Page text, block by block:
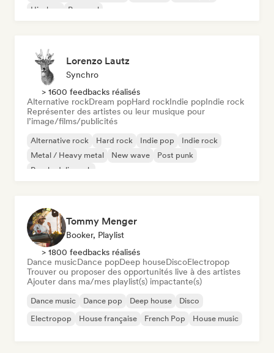
Hip-hop
Pop soul
Lorenzo Lautz
Synchro
> 1600 feedbacks réalisés
Alternative rockDream popHard rockIndie popIndie rock
Représenter des artistes ou leur musique pour
l’image/films/publicités
Alternative rock Hard rock Indie pop
Indie rock
Metal / Heavy metal
New wave
Post punk
Psychedelic rock
Tommy Menger
Booker, Playlist
> 1800 feedbacks réalisés
Dance musicDance popDeep houseDiscoElectropop
Trouver ou proposer des opportunités live à des artistes
Ajouter dans ma/mes playlist(s) impactante(s)
Dance music Dance pop Deep house
Disco
Electropop
House française French Pop House music